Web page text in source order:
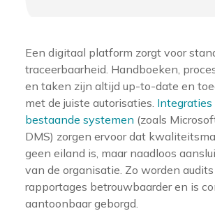
Een digitaal platform zorgt voor
traceerbaarheid. Handboeken,
en taken zijn altijd up-to-date en
met de juiste autorisaties.
bestaande systemen (zoals
DMS) zorgen ervoor dat
geen eiland is, maar naadloos
van de organisatie. Zo worden audits
rapportages betrouwbaarder en is
aantoonbaar geborgd.